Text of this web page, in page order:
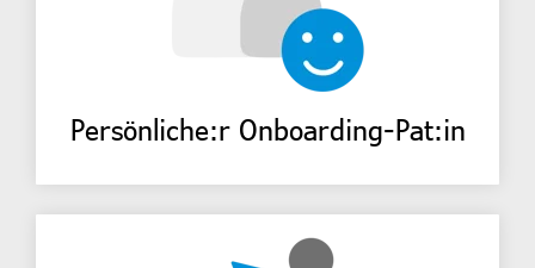
Persönliche:r Onboarding-Pat:in